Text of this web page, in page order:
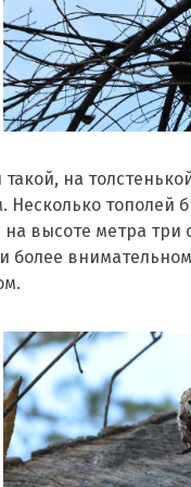
на
Несколько тополей
высоте метра три
более